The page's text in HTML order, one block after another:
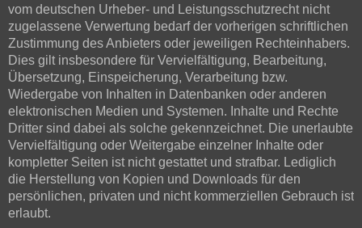
vom deutschen Urheber- und Leistungsschutzrecht nicht
zugelassene Verwertung bedarf der vorherigen schriftlichen
Zustimmung des Anbieters oder jeweiligen Rechteinhabers.
Dies gilt insbesondere für Vervielfältigung, Bearbeitung,
Übersetzung, Einspeicherung, Verarbeitung bzw.
Wiedergabe von Inhalten in Datenbanken oder anderen
elektronischen Medien und Systemen. Inhalte und Rechte
Dritter sind dabei als solche gekennzeichnet. Die unerlaubte
Vervielfältigung oder Weitergabe einzelner Inhalte oder
kompletter Seiten ist nicht gestattet und strafbar. Lediglich
die Herstellung von Kopien und Downloads für den
persönlichen, privaten und nicht kommerziellen Gebrauch ist
erlaubt.